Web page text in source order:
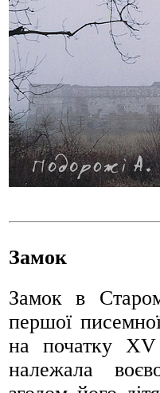
Замок
Замок в
першої
на початку XV
належала